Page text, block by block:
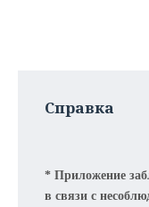
Справка
* Приложение
в связи с